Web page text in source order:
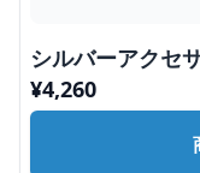
シルバーアクセ
¥4,260